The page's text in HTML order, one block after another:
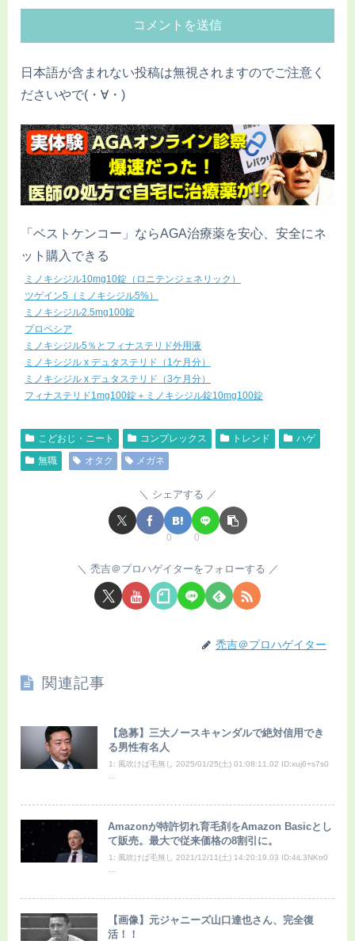
日本語が含まれない投稿は無視されますのでご注意く
ださいやで(・∀・)
「ベストケンコー」ならAGA治療薬を安心、安全にネ
ット購入できる
ミノキシジル10mg10錠（ロニテンジェネリック）
ツゲイン5（ミノキシジル5%）
ミノキシジル2.5mg100錠
プロペシア
ミノキシジル5％とフィナステリド外用液
ミノキシジル x デュタステリド（1ケ月分）
ミノキシジル x デュタステリド（3ケ月分）
フィナステリド1mg100錠＋ミノキシジル錠10mg100錠
こどおじ・ニート コンプレックス トレンド
ハゲ
無職
オタク メガネ
シェアする
0 0
禿吉＠プロハゲイターをフォローする
禿吉＠プロハゲイター
関連記事
【急募】三大ノースキャンダルで絶対信用でき
る男性有名人
1: 風吹けば毛無し 2025/01/25(土) 01:08:11.02 ID:xuj6+s7s0
Amazonが特許切れ育毛剤をAmazon Basicとし
て販売。最大で従来価格の8割引に。
1: 風吹けば毛無し 2021/12/11(土) 14:20:19.03 ID:4iL3NKtr0
【画像】元ジャニーズ山口達也さん、完全復
活！！